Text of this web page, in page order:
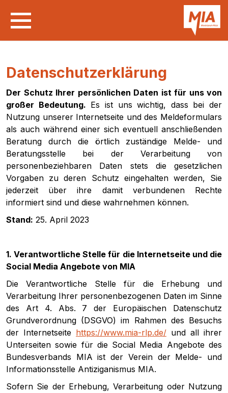
Datenschutzerklärung
Der Schutz Ihrer persönlichen Daten ist für uns von
großer Bedeutung. Es ist uns wichtig, dass bei der
Nutzung unserer Internetseite und des Meldeformulars
als auch während einer sich eventuell anschließenden
Beratung durch die örtlich zuständige Melde- und
Beratungsstelle bei der Verarbeitung von
personenbeziehbaren Daten stets die gesetzlichen
Vorgaben zu deren Schutz eingehalten werden, Sie
jederzeit über ihre damit verbundenen Rechte
informiert sind und diese wahrnehmen können.
Stand: 25. April 2023
1. Verantwortliche Stelle für die Internetseite und die
Social Media Angebote von MIA
Die Verantwortliche Stelle für die Erhebung und
Verarbeitung Ihrer personenbezogenen Daten im Sinne
des Art 4. Abs. 7 der Europäischen Datenschutz
Grundverordnung (DSGVO) im Rahmen des Besuchs
der Internetseite https://www.mia-rlp.de/ und all ihrer
Unterseiten sowie für die Social Media Angebote des
Bundesverbands MIA ist der Verein der Melde- und
Informationsstelle Antiziganismus MIA.
Sofern Sie der Erhebung, Verarbeitung oder Nutzung